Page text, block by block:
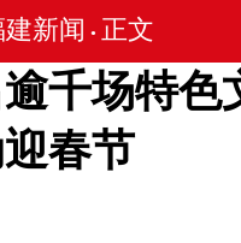
新闻 • 正文
千场特色
春节